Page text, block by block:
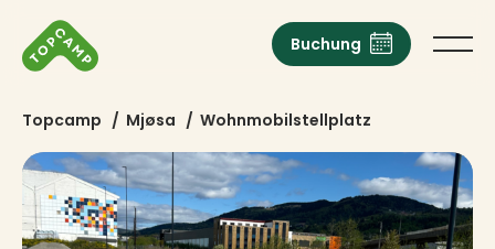
Buchung
Topcamp / Mjøsa / Wohnmobilstellplatz